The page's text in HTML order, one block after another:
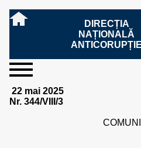
DIRECȚIA
NAȚIONALĂ
ANTICORUPȚIE
sesizați-
ne
Ce
înseamnă
Cum
sesizați
Cum
este
Ce
trebuie
Fazele
procesului
Ce
urmează
Care sunt
drepturile și
Cum
sprijiniți
despre
noi
Cine
lucrează
Cu ce
se
Sursele
de
Structura
Conducerea
Structuri
teritoriale
Cadrul
legal
Resurse
financiare
Resurse
umane
Integritate
instituțională
rezultatele
noastre
Rapoarte
de
Hotărâri
penale
mass
media
Biroul de
informare
Comunicate
de presă
Model de
acreditare
Drept
la
Evenimente
informare
publică
Persoana
responsabilă
Model
solicitare
Raportul
anual
Legea
544/2001
Protecția
datelor
Modalități
de
cooperare
internațională
Programe
Evenimente
internaționale
Cadrul legal
internațional
22 mai 2025
Nr. 344/VIII/3